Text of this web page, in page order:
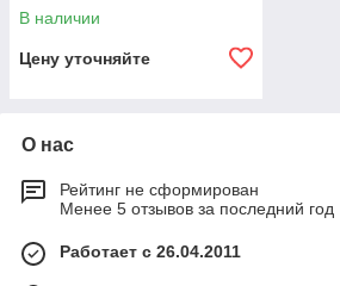
В наличии
Цену уточняйте
О нас
Рейтинг не сформирован
Менее 5 отзывов за последний год
Работает с 26.04.2011